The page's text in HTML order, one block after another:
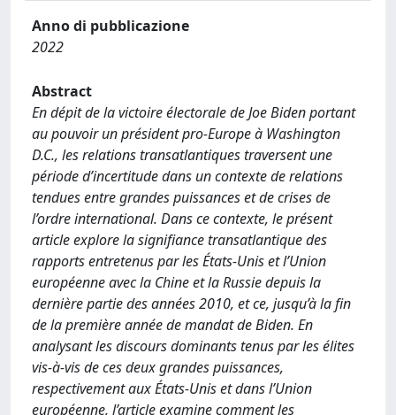
Anno di pubblicazione
2022
Abstract
En dépit de la victoire électorale de Joe Biden portant
au pouvoir un président pro-Europe à Washington
D.C., les relations transatlantiques traversent une
période d’incertitude dans un contexte de relations
tendues entre grandes puissances et de crises de
l’ordre international. Dans ce contexte, le présent
article explore la signifiance transatlantique des
rapports entretenus par les États-Unis et l’Union
européenne avec la Chine et la Russie depuis la
dernière partie des années 2010, et ce, jusqu’à la fin
de la première année de mandat de Biden. En
analysant les discours dominants tenus par les élites
vis-à-vis de ces deux grandes puissances,
respectivement aux États-Unis et dans l’Union
européenne, l’article examine comment les